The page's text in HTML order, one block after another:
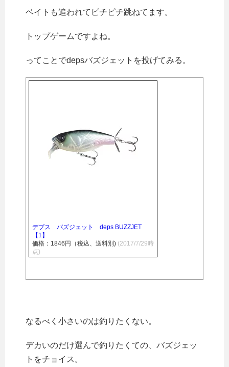
ベイトも追われてピチピチ跳ねてます。
トップゲームですよね。
ってことでdepsバズジェットを投げてみる。
デプス バズジェット deps BUZZJET
【1】
価格：1846円（税込、送料別) (2017/7/29時
点)
なるべく小さいのは釣りたくない。
デカいのだけ選んで釣りたくての、バズジェッ
トをチョイス。